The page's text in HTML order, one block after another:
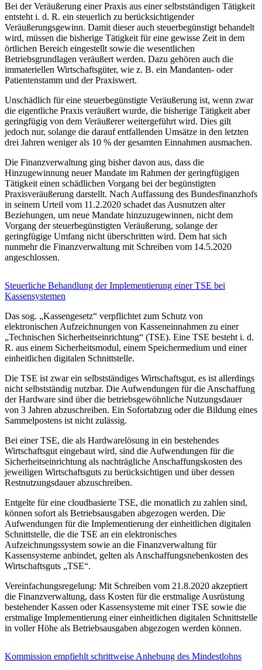
Bei der Veräußerung einer Praxis aus einer selbstständigen Tätigkeit
entsteht i. d. R. ein steuerlich zu berücksichtigender
Veräußerungsgewinn. Damit dieser auch steuerbegünstigt behandelt
wird, müssen die bisherige Tätigkeit für eine gewisse Zeit in dem
örtlichen Bereich eingestellt sowie die wesentlichen
Betriebsgrundlagen veräußert werden. Dazu gehören auch die
immateriellen Wirtschaftsgüter, wie z. B. ein Mandanten- oder
Patientenstamm und der Praxiswert.
Unschädlich für eine steuerbegünstigte Veräußerung ist, wenn zwar
die eigentliche Praxis veräußert wurde, die bisherige Tätigkeit aber
geringfügig von dem Veräußerer weitergeführt wird. Dies gilt
jedoch nur, solange die darauf entfallenden Umsätze in den letzten
drei Jahren weniger als 10 % der gesamten Einnahmen ausmachen.
Die Finanzverwaltung ging bisher davon aus, dass die
Hinzugewinnung neuer Mandate im Rahmen der geringfügigen
Tätigkeit einen schädlichen Vorgang bei der begünstigten
Praxisveräußerung darstellt. Nach Auffassung des Bundesfinanzhofs
in seinem Urteil vom 11.2.2020 schadet das Ausnutzen alter
Beziehungen, um neue Mandate hinzuzugewinnen, nicht dem
Vorgang der steuerbegünstigten Veräußerung, solange der
geringfügige Umfang nicht überschritten wird. Dem hat sich
nunmehr die Finanzverwaltung mit Schreiben vom 14.5.2020
angeschlossen.
Steuerliche Behandlung der Implementierung einer TSE bei
Kassensystemen
Das sog. „Kassengesetz“ verpflichtet zum Schutz von
elektronischen Aufzeichnungen von Kasseneinnahmen zu einer
„Technischen Sicherheitseinrichtung“ (TSE). Eine TSE besteht i. d.
R. aus einem Sicherheitsmodul, einem Speichermedium und einer
einheitlichen digitalen Schnittstelle.
Die TSE ist zwar ein selbstständiges Wirtschaftsgut, es ist allerdings
nicht selbstständig nutzbar. Die Aufwendungen für die Anschaffung
der Hardware sind über die betriebsgewöhnliche Nutzungsdauer
von 3 Jahren abzuschreiben. Ein Sofortabzug oder die Bildung eines
Sammelpostens ist nicht zulässig.
Bei einer TSE, die als Hardwarelösung in ein bestehendes
Wirtschaftsgut eingebaut wird, sind die Aufwendungen für die
Sicherheitseinrichtung als nachträgliche Anschaffungskosten des
jeweiligen Wirtschaftsguts zu berücksichtigen und über dessen
Restnutzungsdauer abzuschreiben.
Entgelte für eine cloudbasierte TSE, die monatlich zu zahlen sind,
können sofort als Betriebsausgaben abgezogen werden. Die
Aufwendungen für die Implementierung der einheitlichen digitalen
Schnittstelle, die die TSE an ein elektronisches
Aufzeichnungssystem sowie an die Finanzverwaltung für
Kassensysteme anbindet, gelten als Anschaffungsnebenkosten des
Wirtschaftsguts „TSE“.
Vereinfachungsregelung: Mit Schreiben vom 21.8.2020 akzeptiert
die Finanzverwaltung, dass Kosten für die erstmalige Ausrüstung
bestehender Kassen oder Kassensysteme mit einer TSE sowie die
erstmalige Implementierung einer einheitlichen digitalen Schnittstelle
in voller Höhe als Betriebsausgaben abgezogen werden können.
Kommission empfiehlt schrittweise Anhebung des Mindestlohns